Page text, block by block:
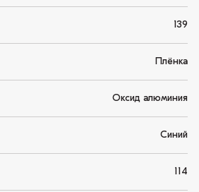
139
Плёнка
Оксид алюминия
Синий
114